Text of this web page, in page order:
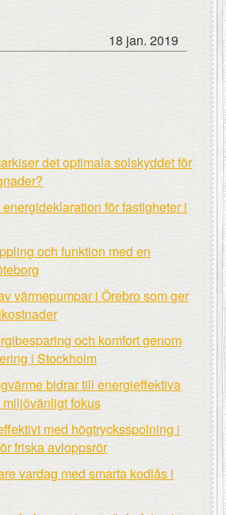
18 jan. 2019
det optimala solskyddet för
för fastigheter i
och funktion med en
värmepumpar i Örebro som ger
och komfort genom
i Stockholm
bidrar till energieffektiva
fokus
med högtrycksspolning i
friska avloppsrör
vardag med smarta kodlås i